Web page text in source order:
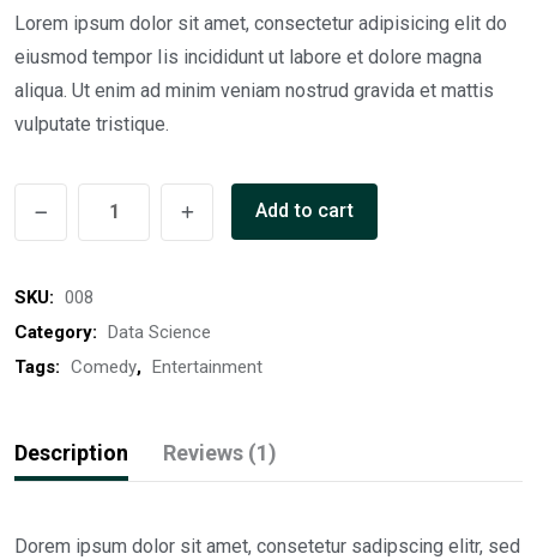
Lorem ipsum dolor sit amet, consectetur adipisicing elit do
eiusmod tempor Iis incididunt ut labore et dolore magna
aliqua. Ut enim ad minim veniam nostrud gravida et mattis
vulputate tristique.
Pregnancy
quantity
Add to cart
SKU: 008
Category: Data Science
Tags: Comedy, Entertainment
Description Reviews (1)
Dorem ipsum dolor sit amet, consetetur sadipscing elitr, sed